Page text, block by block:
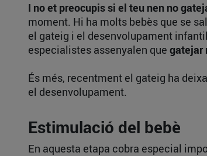
I no et preocupis si el teu nen no
moment. Hi ha molts bebès que se
el gateig i el desenvolupament
especialistes assenyalen que gatejar
És més, recentment el gateig ha
el desenvolupament.
Estimulació del bebè
En aquesta etapa cobra especial